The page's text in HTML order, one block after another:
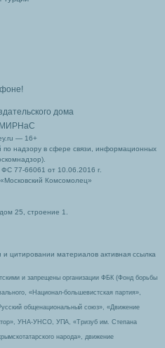
дома
— 16+
надзору в сфере связи, информационных
77-66061 от 10.06.2016 г.
Комсомолец»
25, строение 1.
цитировании материалов активная ссылка
и запрещены организации ФБК (Фонд борьбы
«Национал-большевистская партия»,
общенациональный союз», «Движение
УНА-УНСО, УПА, «Тризуб им. Степана
народа», движение